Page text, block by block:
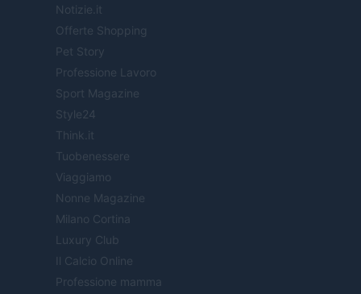
Notizie.it
Offerte Shopping
Pet Story
Professione Lavoro
Sport Magazine
Style24
Think.it
Tuobenessere
Viaggiamo
Nonne Magazine
Milano Cortina
Luxury Club
Il Calcio Online
Professione mamma